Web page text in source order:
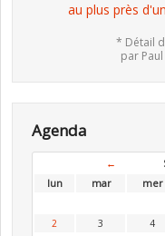
au plus près
* Détail
par
Agenda
←
lun
mar mer
2
3 4